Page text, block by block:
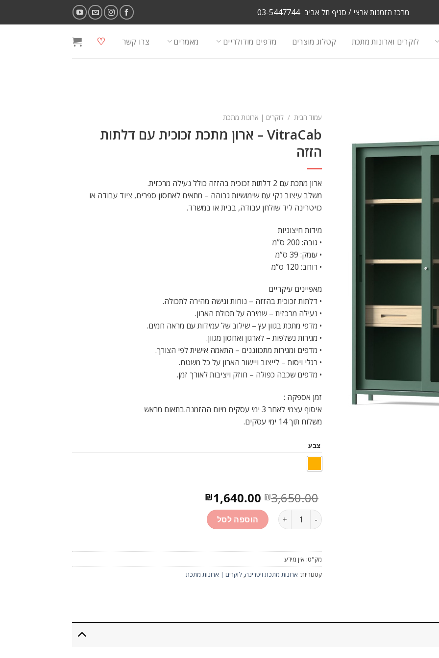
מרכז הזמנות ארצי / סניף תל אביב 03-5447744
לוקרים וארונות מתכת קטלוג מוצרים מדפים מודולריים מאמרים צרו קשר ♡
עמוד הבית / לוקרים | ארונות מתכת
VitraCab – ארון מתכת זכוכית עם דלתות
הזזה
ארון מתכת עם 2 דלתות זכוכית בהזזה כולל נעילה מרכזית.
משלב עיצוב נקי עם שימושיות גבוהה – מתאים לאחסון ספרים, ציוד עבודה או
כויטרינה ליד שולחן עבודה, בבית או במשרד.
מידות חיצוניות
• גובה: 200 ס”מ
• עומק: 39 ס”מ
• רוחב: 120 ס”מ
מאפיינים עיקריים
• דלתות זכוכית בהזזה – נוחות וגישה מהירה לתכולה.
• נעילה מרכזית – שמירה על תכולת הארון.
• מדפי מתכת בגוון עץ – שילוב של עמידות עם מראה חמים.
• מגירות נשלפות – לארגון ואחסון מגוון.
• מדפים ומגירות מתכווננים – התאמה אישית לפי הצורך.
• רגלי ויסות – לייצוב ויישור הארון על כל משטח.
• מדפים שכבה כפולה – חוזק ויציבות לאורך זמן.
זמן אספקה :
איסוף עצמי לאחר 3 ימי עסקים מיום ההזמנה.בתאום מראש
משלוח תוך 14 ימי עסקים.
צבע
₪3,650.00 המחיר
המקורי
היה:
₪3,650.00.
₪1,640.00
כמות הוספה לסל
מק"ט: אין מידע
קטגוריות: ארונות מתכת ויטרינה, לוקרים | ארונות מתכת